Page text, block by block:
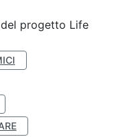
progetto Life